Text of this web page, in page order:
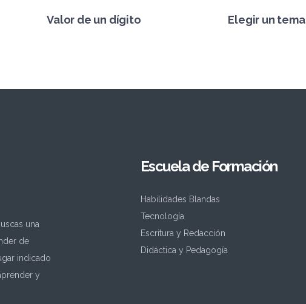
Valor de un dígito Elegir un tema
una
de
indicado
y
Escuela de Formación
Habilidades Blandas
Tecnología
Escritura y Redacción
Didáctica y Pedagogía